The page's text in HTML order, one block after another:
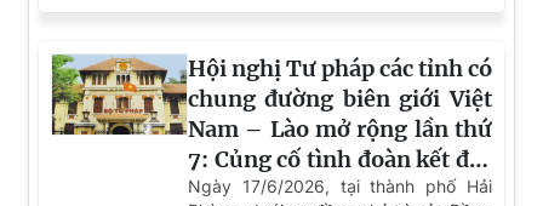
Bộ trưởng Nguyễn Hải Ninh gặp mặt Bí thư Đảng
ủy Khu tự trị dân tộc Choang Quảng Tây